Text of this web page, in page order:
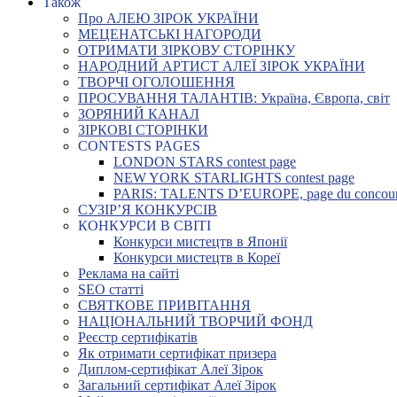
Про АЛЕЮ ЗІРОК УКРАЇНИ
МЕЦЕНАТСЬКІ НАГОРОДИ
ОТРИМАТИ ЗІРКОВУ СТОРІНКУ
НАРОДНИЙ АРТИСТ АЛЕЇ ЗІРОК УКРАЇНИ
ТВОРЧІ ОГОЛОШЕННЯ
ПРОСУВАННЯ ТАЛАНТІВ: Україна, Європа, світ
ЗОРЯНИЙ КАНАЛ
ЗІРКОВІ СТОРІНКИ
CONTESTS PAGES
LONDON STARS contest page
NEW YORK STARLIGHTS contest page
PARIS: TALENTS D’EUROPE, page du
СУЗІР’Я КОНКУРСІВ
КОНКУРСИ В СВІТІ
Конкурси мистецтв в Японії
Конкурси мистецтв в Кореї
Реклама на сайті
SEO статті
СВЯТКОВЕ ПРИВІТАННЯ
НАЦІОНАЛЬНИЙ ТВОРЧИЙ ФОНД
Реєстр сертифікатів
Як отримати сертифікат призера
Диплом-сертифікат Алеї Зірок
Загальний сертифікат Алеї Зірок